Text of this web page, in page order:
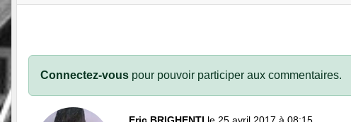
Connectez-vous pour pouvoir participer aux commentaires.
Eric BRIGHENTI le 25 avril 2017 à 08:15